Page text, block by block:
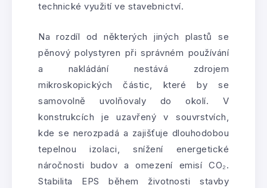
technické využití ve stavebnictví.
Na rozdíl od některých jiných plastů se
pěnový polystyren při správném používání
a nakládání nestává zdrojem
mikroskopických částic, které by se
samovolně uvolňovaly do okolí. V
konstrukcích je uzavřený v souvrstvích,
kde se nerozpadá a zajišťuje dlouhodobou
tepelnou izolaci, snížení energetické
náročnosti budov a omezení emisí CO₂.
Stabilita EPS během životnosti stavby